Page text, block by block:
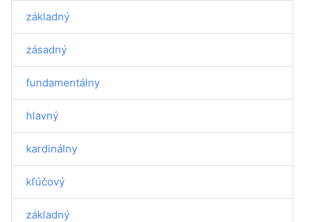
základný
zásadný
fundamentálny
hlavný
kardinálny
kľúčový
základný